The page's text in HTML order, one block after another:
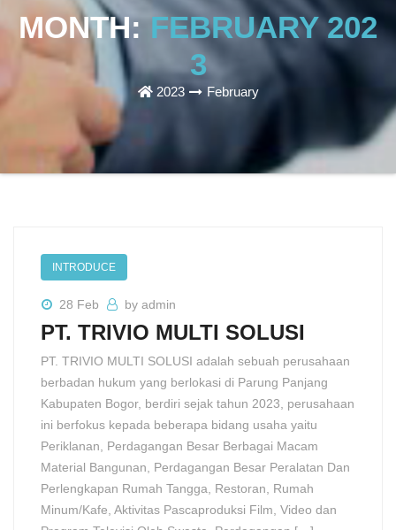
MONTH: FEBRUARY 202
3
2023 February
INTRODUCE
28 Feb by admin
PT. TRIVIO MULTI SOLUSI
PT. TRIVIO MULTI SOLUSI adalah sebuah perusahaan
berbadan hukum yang berlokasi di Parung Panjang
Kabupaten Bogor, berdiri sejak tahun 2023, perusahaan
ini berfokus kepada beberapa bidang usaha yaitu
Periklanan, Perdagangan Besar Berbagai Macam
Material Bangunan, Perdagangan Besar Peralatan Dan
Perlengkapan Rumah Tangga, Restoran, Rumah
Minum/Kafe, Aktivitas Pascaproduksi Film, Video dan